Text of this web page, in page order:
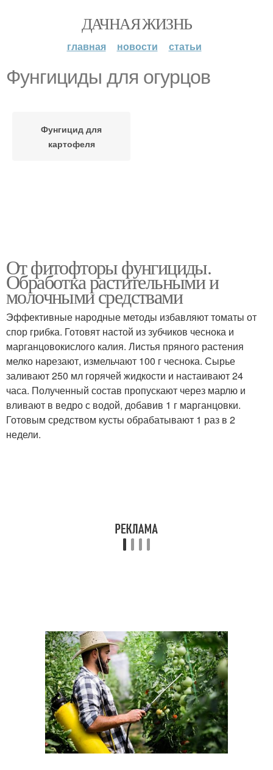
ДАЧНАЯ ЖИЗНЬ
главная новости статьи
Фунгициды для огурцов
Фунгицид для
картофеля
От фитофторы фунгициды.
Обработка растительными и
молочными средствами
Эффективные народные методы избавляют томаты от
спор грибка. Готовят настой из зубчиков чеснока и
марганцовокислого калия. Листья пряного растения
мелко нарезают, измельчают 100 г чеснока. Сырье
заливают 250 мл горячей жидкости и настаивают 24
часа. Полученный состав пропускают через марлю и
вливают в ведро с водой, добавив 1 г марганцовки.
Готовым средством кусты обрабатывают 1 раз в 2
недели.